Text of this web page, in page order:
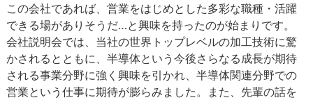
この会社であれば、営業をはじめとした多彩な職種・活躍
できる場がありそうだ…と興味を持ったのが始まりです。
会社説明会では、当社の世界トップレベルの加工技術に驚
かされるとともに、半導体という今後さらなる成長が期待
される事業分野に強く興味を引かれ、半導体関連分野での
営業という仕事に期待が膨らみました。また、先輩の話を